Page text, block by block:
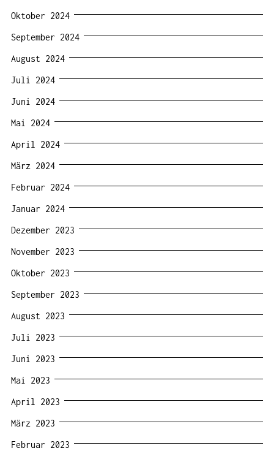
Oktober 2024
September 2024
August 2024
Juli 2024
Juni 2024
Mai 2024
April 2024
März 2024
Februar 2024
Januar 2024
Dezember 2023
November 2023
Oktober 2023
September 2023
August 2023
Juli 2023
Juni 2023
Mai 2023
April 2023
März 2023
Februar 2023